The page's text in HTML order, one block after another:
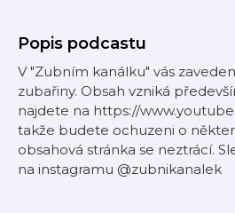
Popis podcastu
V "Zubním kanálku" vás
zubařiny. Obsah vzniká
najdete na https://
takže budete ochuzeni o
obsahová stránka se neztrácí.
na instagramu @zubnikanalek